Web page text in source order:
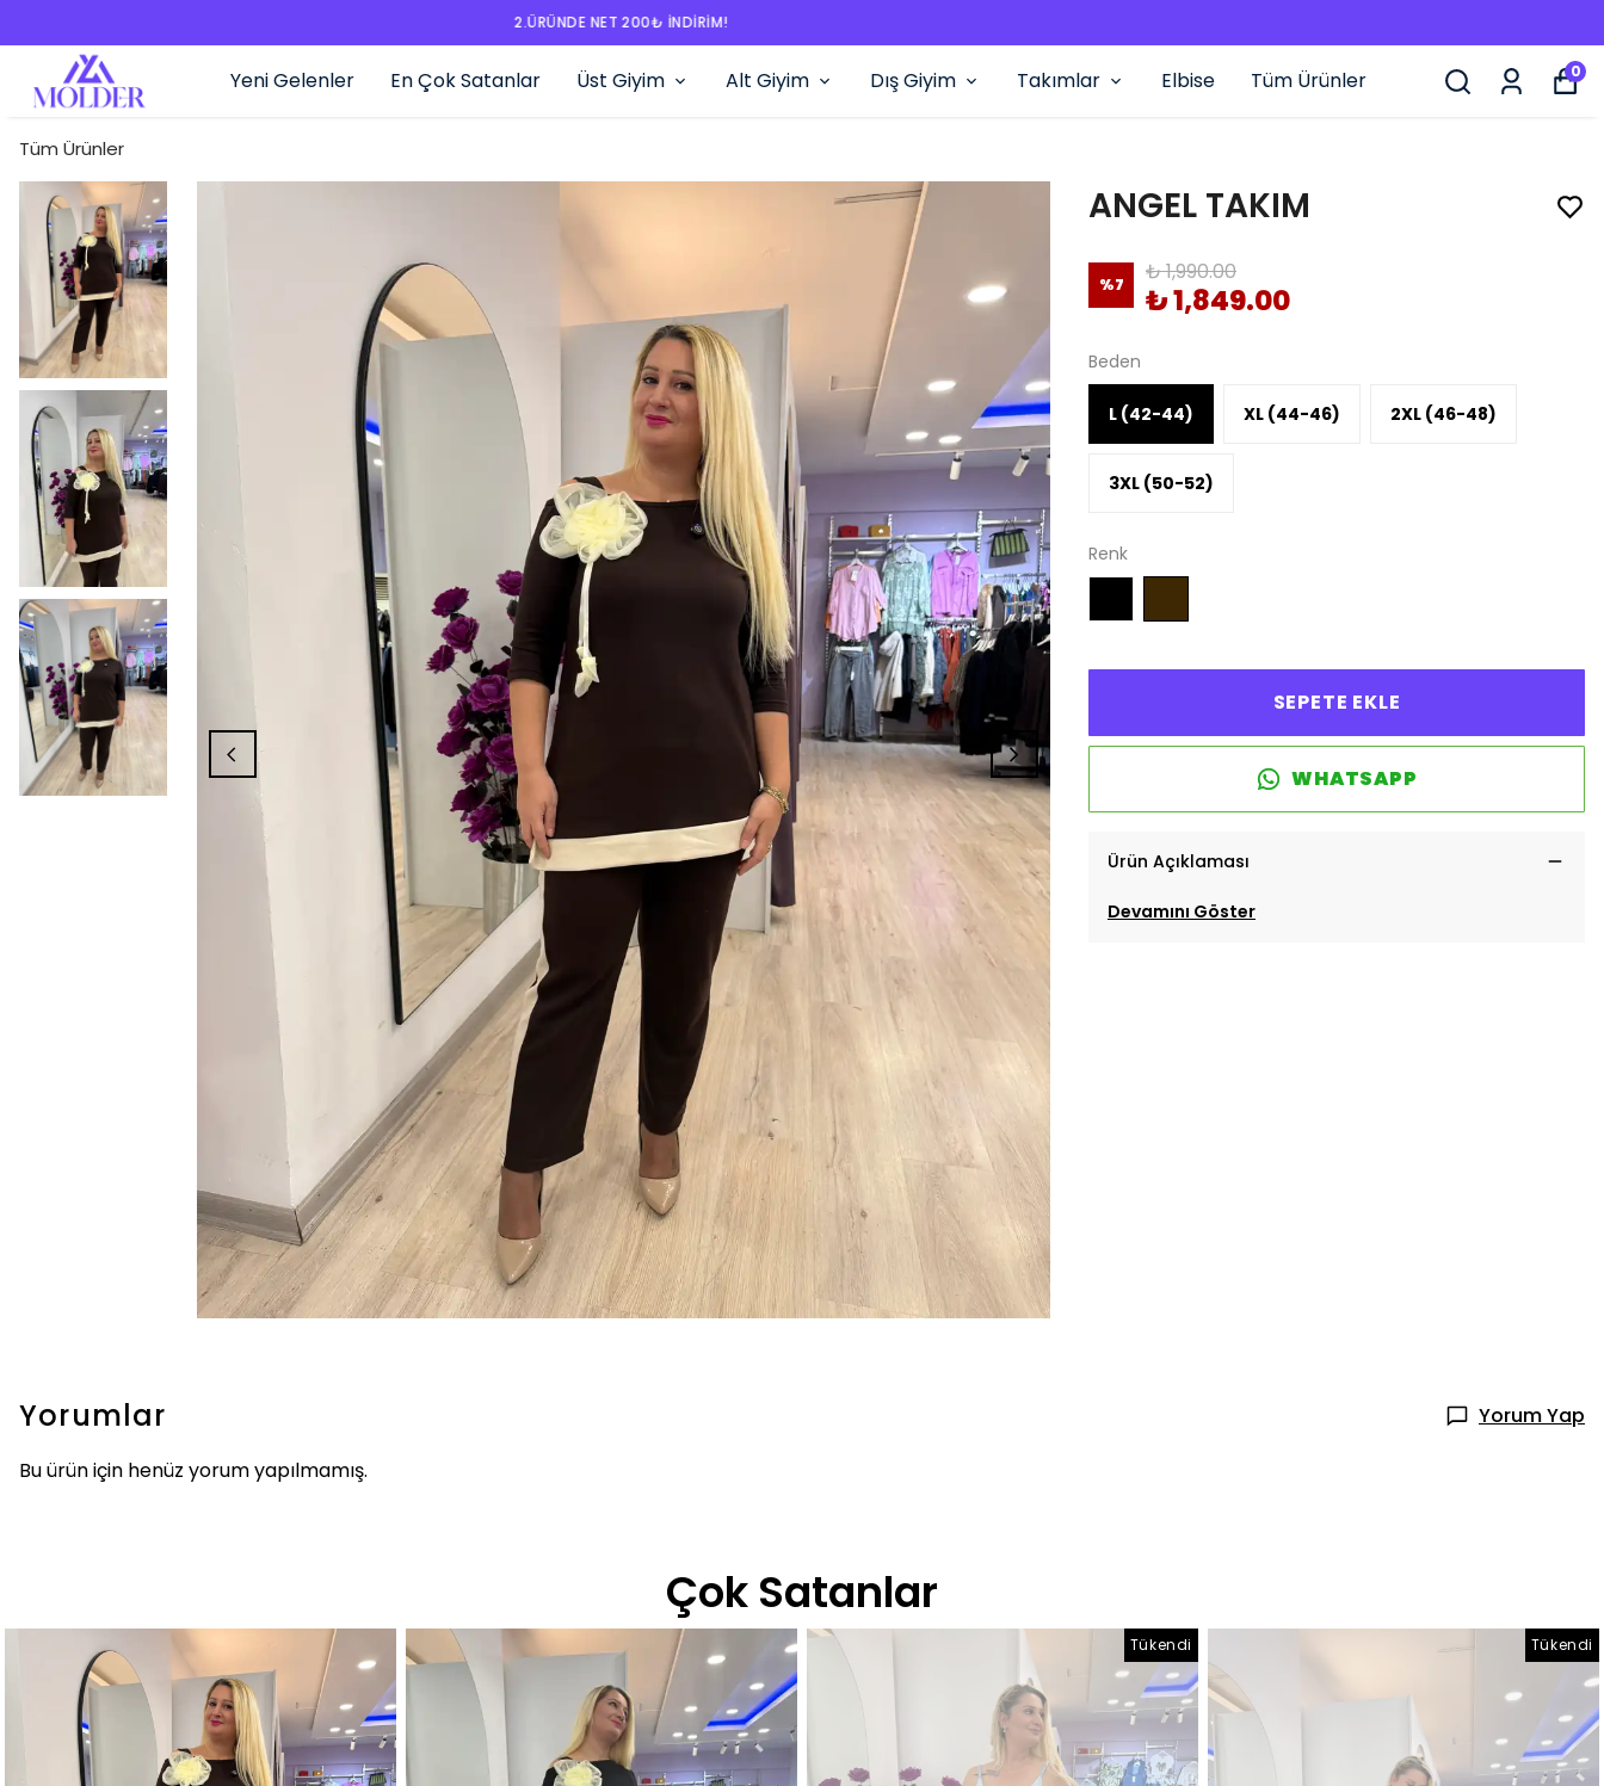
TÜM ÜRÜNLERDE ÜCRETSİZ KARGO!
Yeni Gelenler En Çok Satanlar Üst Giyim Alt Giyim Dış Giyim Takımlar Elbise Tüm Ürünler 0
Tüm Ürünler
ANGEL TAKIM
%7 ₺ 1,990.00
₺ 1,849.00
Beden
L (42-44) XL (44-46) 2XL (46-48)
3XL (50-52)
Renk
SEPETE EKLE
WHATSAPP
Ürün Açıklaması
Devamını Göster
Yorumlar
Yorum Yap
Bu ürün için henüz yorum yapılmamış.
Çok Satanlar
Tükendi Tükendi